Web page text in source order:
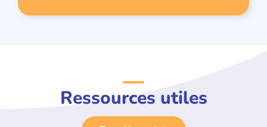
Ressources utiles